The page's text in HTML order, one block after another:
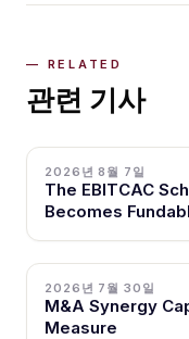
관련 기사
2026년 8월 7일
The EBITCAC
Becomes
2026년 7월 30일
M&A Synergy
Measure